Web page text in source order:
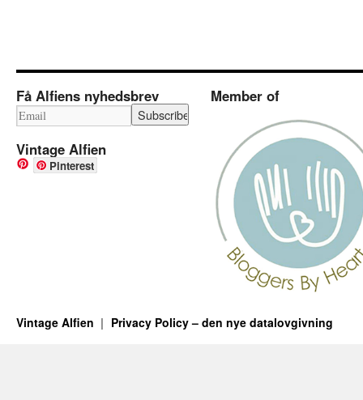
Få Alfiens nyhedsbrev
Vintage Alfien
Pinterest
Member of
Vintage Alfien Privacy Policy – den nye datalovgivning